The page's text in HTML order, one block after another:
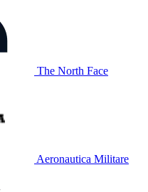
The North Face
Aeronautica Militare